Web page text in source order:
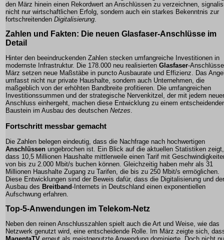
den März hinein einen Rekordwert an Anschlüssen zu verzeichnen,
nicht nur wirtschaftlichen Erfolg, sondern auch ein starkes Bekenntnis zur
fortschreitenden Digitalisierung.
Zahlen und Fakten: Die neuen Glasfaser-Anschlüsse im
Detail
Hinter den beeindruckenden Zahlen stecken umfangreiche Investitionen in
modernste Infrastruktur. Die 178.000 neu realisierten Glasfaser-
März setzen neue Maßstäbe in puncto Ausbaurate und Effizienz. Das
umfasst nicht nur private Haushalte, sondern auch Unternehmen, die
maßgeblich von der erhöhten Bandbreite profitieren. Die umfangreichen
Investitionssummen und der strategische Nervenkitzel, der mit jedem
Anschluss einhergeht, machen diese Entwicklung zu einem
Baustein im Ausbau des deutschen Netzes.
Fortschritt messbar gemacht
Die Zahlen belegen eindeutig, dass die Nachfrage nach hochwertigen
Anschlüssen ungebrochen ist. Ein Blick auf die aktuellen Statistiken zeigt,
dass 10,5 Millionen Haushalte mittlerweile einen Tarif mit
von bis zu 2.000 Mbit/s buchen können. Gleichzeitig haben mehr als 31
Millionen Haushalte Zugang zu Tarifen, die bis zu 250 Mbit/s ermöglichen.
Diese Entwicklungen sind der Beweis dafür, dass die Digitalisierung und der
Ausbau des Breitband-Internets in Deutschland einen exponentiellen
Aufschwung erfahren.
Top-5-Anwendungen im Telekom-Netz
Neben den reinen Anschlusszahlen spielt auch die Art und Weise, wie das
Netzwerk genutzt wird, eine entscheidende Rolle. Im März zeigte sich,